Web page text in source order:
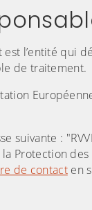
l’entité qui
de traitement.
suivante :
Protection
de contacten